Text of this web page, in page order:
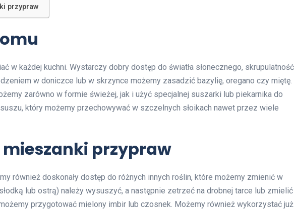
przypraw
w każdej kuchni. Wystarczy dobry dostęp do światła słonecznego, skrupulatność
w doniczce lub w skrzynce możemy zasadzić bazylię, oregano czy miętę.
zarówno w formie świeżej, jak i użyć specjalnej suszarki lub piekarnika do
który możemy przechowywać w szczelnych słoikach nawet przez wiele
mieszanki przypraw
również doskonały dostęp do różnych innych roślin, które możemy zmienić w
lub ostrą) należy wysuszyć, a następnie zetrzeć na drobnej tarce lub zmielić
przygotować mielony imbir lub czosnek. Możemy również wykorzystać już